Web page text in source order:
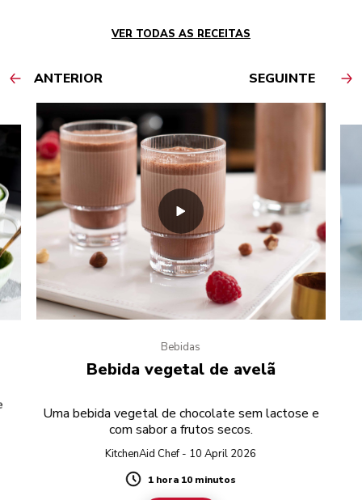
VER TODAS AS RECEITAS
ANTERIOR SEGUINTE
Bebidas
Bebida vegetal de avelã
Uma bebida vegetal de chocolate sem lactose e
com sabor a frutos secos.
KitchenAid Chef - 10 April 2026
Duration
1 hora 10 minutos